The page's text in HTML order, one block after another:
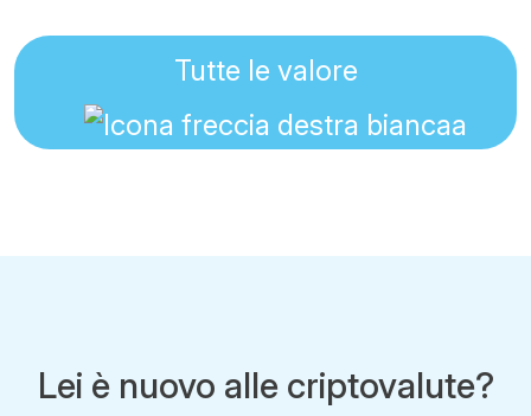
Tutte le valore
Lei è nuovo alle criptovalute?